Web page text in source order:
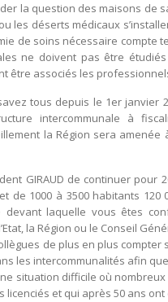
la question des maisons
les déserts médicaux
de soins nécessaire compte
ne doivent pas être
être associés les
tous depuis le 1er janvier
intercommunale à
la Région sera
GIRAUD de continuer
de 1000 à 3500 habitants
laquelle vous êtes
la Région ou le Conseil
de plus en plus
les intercommunalités afin
situation difficile où
licenciés et qui après 50 ans